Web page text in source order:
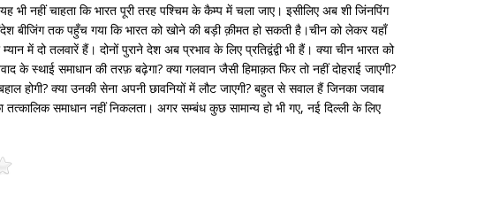
भी नहीं चाहता कि भारत पूरी तरह पश्चिम के कैम्प में चला जाए। इसीलिए अब शी जिंनपिंग
बीजिंग तक पहुँच गया कि भारत को खोने की बड़ी क़ीमत हो सकती है।चीन को लेकर यहाँ
में दो तलवारें हैं। दोनों पुराने देश अब प्रभाव के लिए प्रतिद्वंद्वी भी हैं। क्या चीन भारत को
के स्थाई समाधान की तरफ़ बढ़ेगा? क्या गलवान जैसी हिमाक़त फिर तो नहीं दोहराई जाएगी?
होगी? क्या उनकी सेना अपनी छावनियों में लौट जाएगी? बहुत से सवाल हैं जिनका जवाब
समाधान नहीं निकलता। अगर सम्बंध कुछ सामान्य हो भी गए, नई दिल्ली के लिए